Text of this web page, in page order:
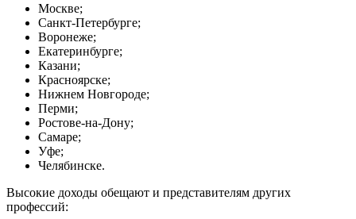
Москве;
Санкт‑Петербурге;
Воронеже;
Екатеринбурге;
Казани;
Красноярске;
Нижнем Новгороде;
Перми;
Ростове‑на‑Дону;
Самаре;
Уфе;
Челябинске.
Высокие доходы обещают и представителям других
профессий: